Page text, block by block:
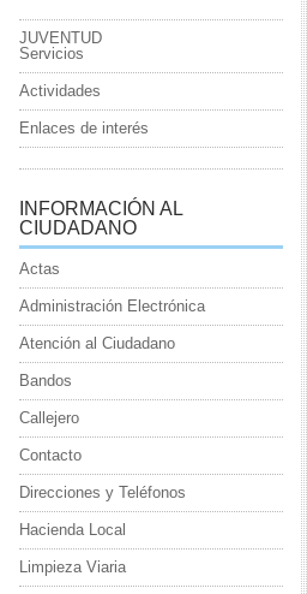
JUVENTUD
Servicios
Actividades
Enlaces de interés
INFORMACIÓN AL
CIUDADANO
Actas
Administración Electrónica
Atención al Ciudadano
Bandos
Callejero
Contacto
Direcciones y Teléfonos
Hacienda Local
Limpieza Viaria